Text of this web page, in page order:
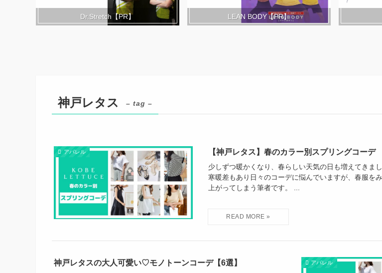
Dr.Stretch【PR】 LEAN BODY【PR】
神戸レタス – tag –
アパレル 【神戸レタス】春のカラー別スプリングコーデ
少しずつ暖かくなり、春らしい天気の日も増えてきま
寒暖差もあり日々のコーデに悩んでいますが、春服を
上がってしまう筆者です。 ...
アパレル
神戸レタスの大人可愛い♡モノトーンコーデ【6選】